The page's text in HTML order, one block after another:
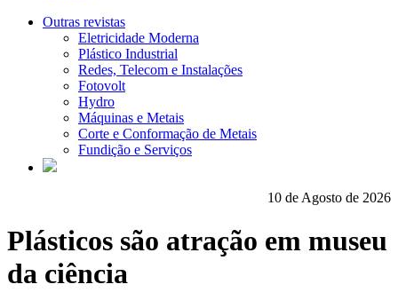
Outras revistas
Eletricidade Moderna
Plástico Industrial
Redes, Telecom e Instalações
Fotovolt
Hydro
Máquinas e Metais
Corte e Conformação de Metais
Fundição e Serviços
10 de Agosto de 2026
Plásticos são atração em museu
da ciência